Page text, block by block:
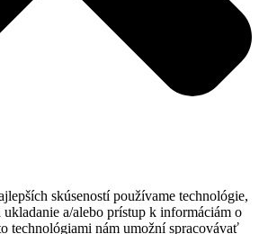
skúseností používame technológie,
a/alebo prístup k informáciám o
technológiami nám umožní spracovávať